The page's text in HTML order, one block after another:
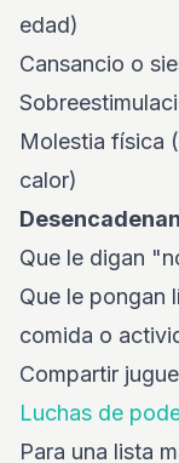
edad)
Cansancio o
Molestia física
calor)
Que le digan
Que le pongan
comida o
Compartir
Luchas de
Para una lista